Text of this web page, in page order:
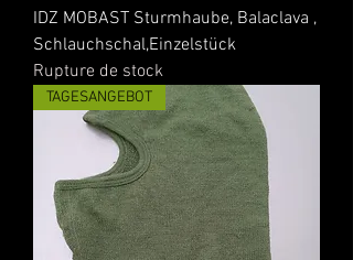
IDZ MOBAST Sturmhaube, Balaclava ,
Schlauchschal,Einzelstück
Rupture de stock
TAGESANGEBOT